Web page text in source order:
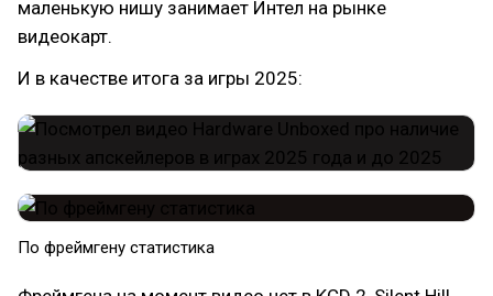
маленькую нишу занимает Интел на рынке
видеокарт.
И в качестве итога за игры 2025:
По фреймгену статистика